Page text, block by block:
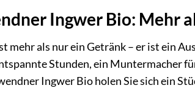
Ingwer Bio: Mehr
mehr als nur ein Getränk – er ist ein
Stunden, ein Muntermacher
Ingwer Bio holen Sie sich ein